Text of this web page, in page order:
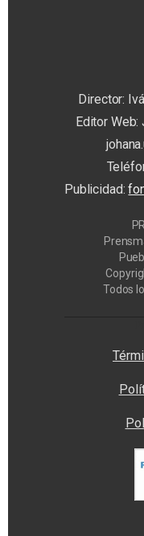
Director:
Editor
Publicidad:
Todos